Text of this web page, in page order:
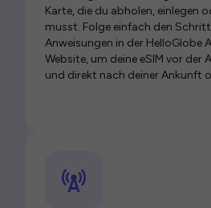
Karte, die du abholen, einlegen
musst. Folge einfach den
Anweisungen in der HelloGlobe
Website, um deine eSIM vor der
und direkt nach deiner Ankunft